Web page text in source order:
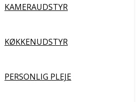
KAMERAUDSTYR
KØKKENUDSTYR
PERSONLIG PLEJE